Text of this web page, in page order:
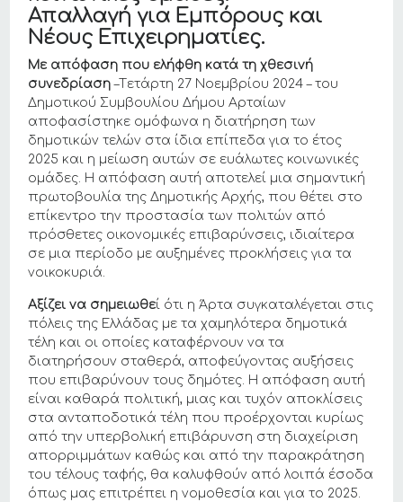
Απαλλαγή για Εμπόρους και
Νέους Επιχειρηματίες.
Με απόφαση που ελήφθη κατά τη χθεσινή
συνεδρίαση –Tετάρτη 27 Νοεμβρίου 2024 – του
Δημοτικού Συμβουλίου Δήμου Αρταίων
αποφασίστηκε ομόφωνα η διατήρηση των
δημοτικών τελών στα ίδια επίπεδα για το έτος
2025 και η μείωση αυτών σε ευάλωτες κοινωνικές
ομάδες. Η απόφαση αυτή αποτελεί μια σημαντική
πρωτοβουλία της Δημοτικής Αρχής, που θέτει στο
επίκεντρο την προστασία των πολιτών από
πρόσθετες οικονομικές επιβαρύνσεις, ιδιαίτερα
σε μια περίοδο με αυξημένες προκλήσεις για τα
νοικοκυριά.
Αξίζει να σημειωθεί ότι η Άρτα συγκαταλέγεται στις
πόλεις της Ελλάδας με τα χαμηλότερα δημοτικά
τέλη και οι οποίες καταφέρνουν να τα
διατηρήσουν σταθερά, αποφεύγοντας αυξήσεις
που επιβαρύνουν τους δημότες. Η απόφαση αυτή
είναι καθαρά πολιτική, μιας και τυχόν αποκλίσεις
στα ανταποδοτικά τέλη που προέρχονται κυρίως
από την υπερβολική επιβάρυνση στη διαχείριση
απορριμμάτων καθώς και από την παρακράτηση
του τέλους ταφής, θα καλυφθούν από λοιπά έσοδα
όπως μας επιτρέπει η νομοθεσία και για το 2025.